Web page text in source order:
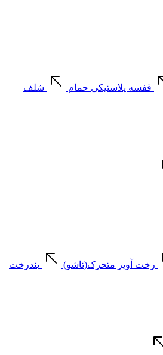
قفسه پلاستیکی حمام شلف
رخت آویز متحرک(تاشو) بندرخت